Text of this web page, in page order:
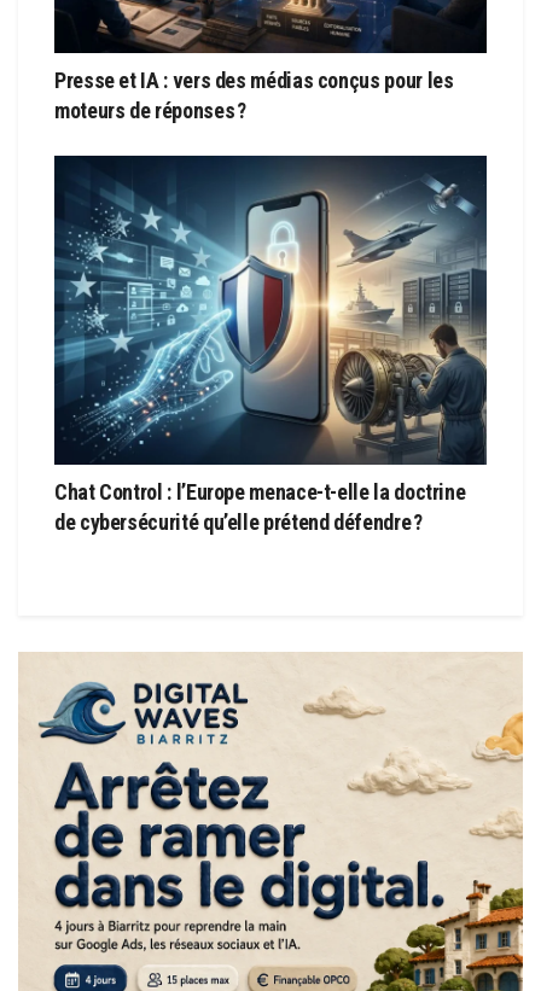
Presse et IA : vers des médias conçus pour les
moteurs de réponses ?
Chat Control : l’Europe menace-t-elle la doctrine
de cybersécurité qu’elle prétend défendre ?